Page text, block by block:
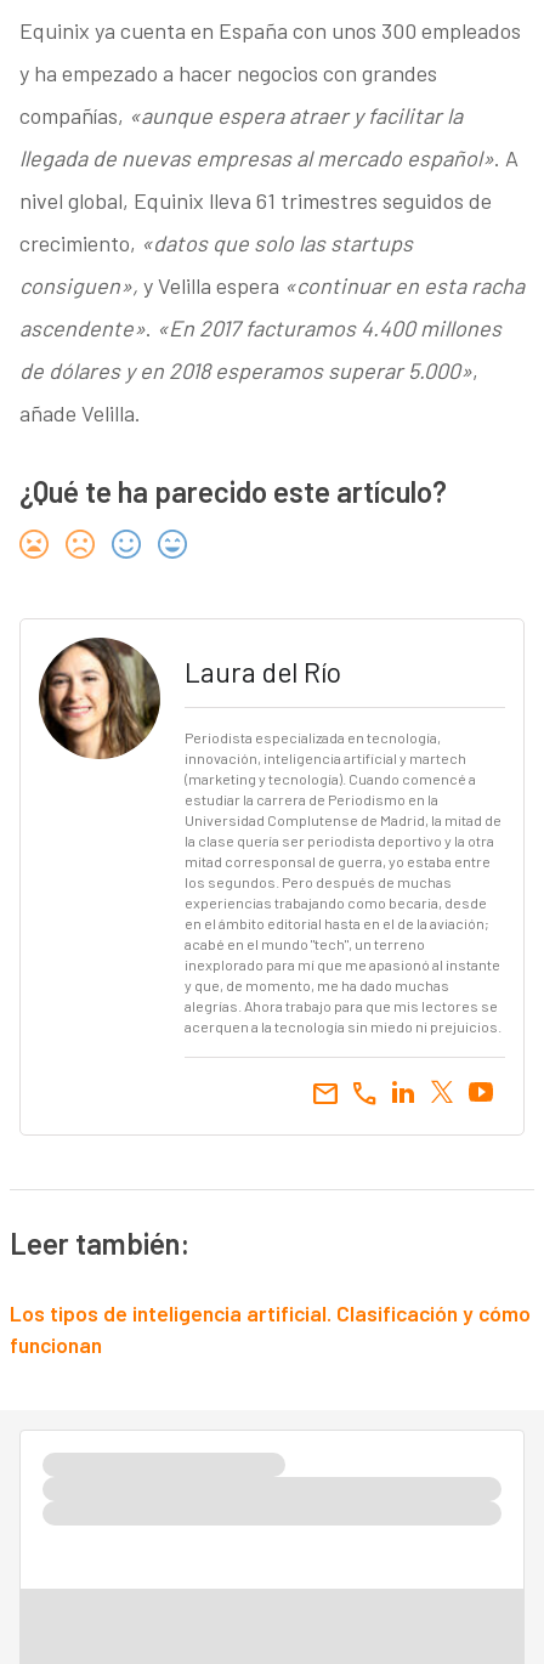
Equinix ya cuenta en España con unos 300 empleados
y ha empezado a hacer negocios con grandes
compañías, «aunque espera atraer y facilitar la
llegada de nuevas empresas al mercado español». A
nivel global, Equinix lleva 61 trimestres seguidos de
crecimiento, «datos que solo las startups
consiguen», y Velilla espera «continuar en esta racha
ascendente». «En 2017 facturamos 4.400 millones
de dólares y en 2018 esperamos superar 5.000»,
añade Velilla.
¿Qué te ha parecido este artículo?
Laura del Río
Periodista especializada en tecnología,
innovación, inteligencia artificial y martech
(marketing y tecnología). Cuando comencé a
estudiar la carrera de Periodismo en la
Universidad Complutense de Madrid, la mitad de
la clase quería ser periodista deportivo y la otra
mitad corresponsal de guerra, yo estaba entre
los segundos. Pero después de muchas
experiencias trabajando como becaria, desde
en el ámbito editorial hasta en el de la aviación;
acabé en el mundo "tech", un terreno
inexplorado para mí que me apasionó al instante
y que, de momento, me ha dado muchas
alegrías. Ahora trabajo para que mis lectores se
acerquen a la tecnología sin miedo ni prejuicios.
call
email
Leer también:
Los tipos de inteligencia artificial. Clasificación y cómo
funcionan